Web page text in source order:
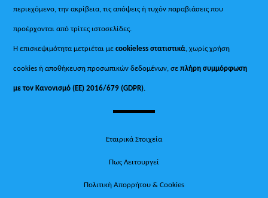
περιεχόμενο, την ακρίβεια, τις απόψεις ή τυχόν παραβιάσεις που
προέρχονται από τρίτες ιστοσελίδες.
Η επισκεψιμότητα μετριέται μεcookieless στατιστικά, χωρίς χρήση
cookies ή αποθήκευση προσωπικών δεδομένων, σεπλήρη συμμόρφωση
με τον Κανονισμό (ΕΕ) 2016/679 (GDPR).
Εταιρικά Στοιχεία
Πως Λειτουργεί
Πολιτική Απορρήτου & Cookies